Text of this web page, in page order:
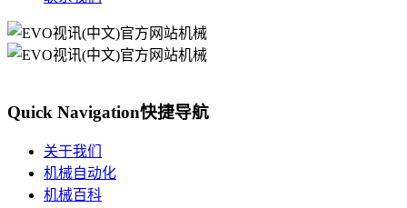
Quick Navigation快捷导航
关于我们
机械自动化
机械百科